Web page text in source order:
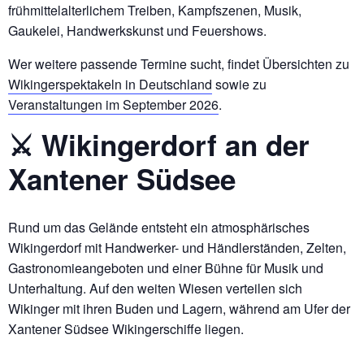
frühmittelalterlichem Treiben, Kampfszenen, Musik,
Gaukelei, Handwerkskunst und Feuershows.
Wer weitere passende Termine sucht, findet Übersichten zu
Wikingerspektakeln in Deutschland sowie zu
Veranstaltungen im September 2026.
⚔️ Wikingerdorf an der
Xantener Südsee
Rund um das Gelände entsteht ein atmosphärisches
Wikingerdorf mit Handwerker- und Händlerständen, Zelten,
Gastronomieangeboten und einer Bühne für Musik und
Unterhaltung. Auf den weiten Wiesen verteilen sich
Wikinger mit ihren Buden und Lagern, während am Ufer der
Xantener Südsee Wikingerschiffe liegen.